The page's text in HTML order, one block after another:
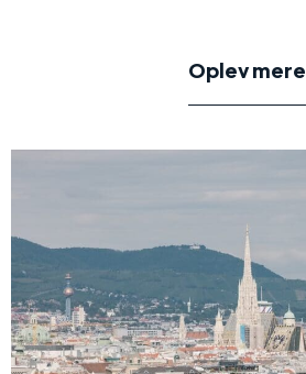
Oplev mere